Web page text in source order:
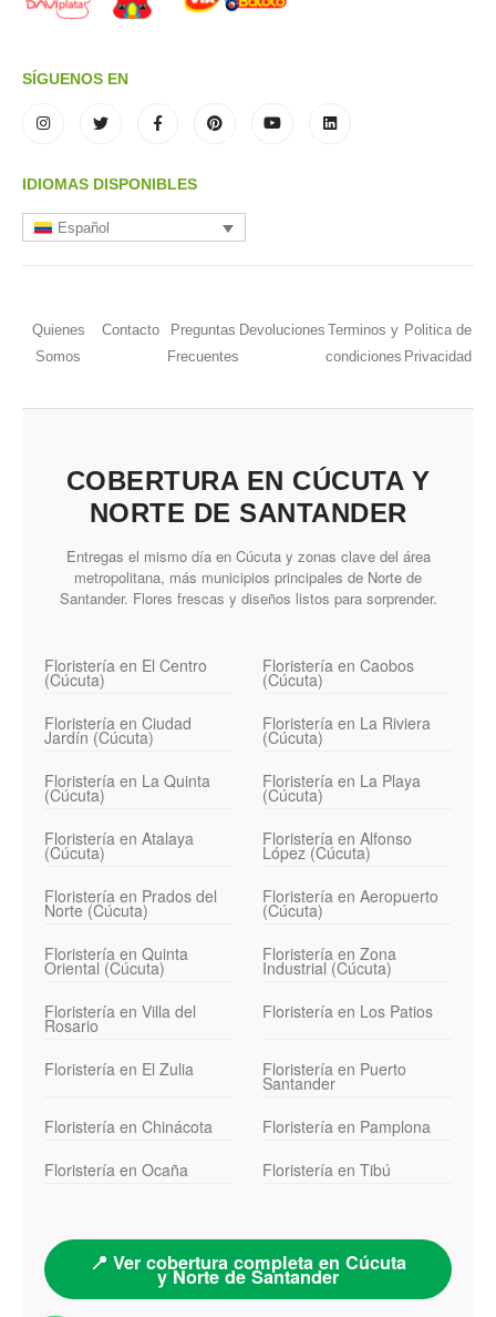
SÍGUENOS EN
IDIOMAS DISPONIBLES
Español
Quienes
Somos
Contacto
Preguntas
Frecuentes
Devoluciones Terminos y
condiciones
Politica de
Privacidad
COBERTURA EN CÚCUTA Y
NORTE DE SANTANDER
Entregas el mismo día en Cúcuta y zonas clave del área
metropolitana, más municipios principales de Norte de
Santander. Flores frescas y diseños listos para sorprender.
Floristería en El Centro
(Cúcuta)
Floristería en Caobos
(Cúcuta)
Floristería en Ciudad
Jardín (Cúcuta)
Floristería en La Riviera
(Cúcuta)
Floristería en La Quinta
(Cúcuta)
Floristería en La Playa
(Cúcuta)
Floristería en Atalaya
(Cúcuta)
Floristería en Alfonso
López (Cúcuta)
Floristería en Prados del
Norte (Cúcuta)
Floristería en Aeropuerto
(Cúcuta)
Floristería en Quinta
Oriental (Cúcuta)
Floristería en Zona
Industrial (Cúcuta)
Floristería en Villa del
Rosario
Floristería en Los Patios
Floristería en El Zulia Floristería en Puerto
Santander
Floristería en Chinácota
Floristería en Pamplona
Floristería en Ocaña
Floristería en Tibú
📍 Ver cobertura completa en Cúcuta
y Norte de Santander